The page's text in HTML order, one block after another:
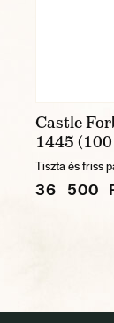
Castle
1445
Tiszta és friss
36 500